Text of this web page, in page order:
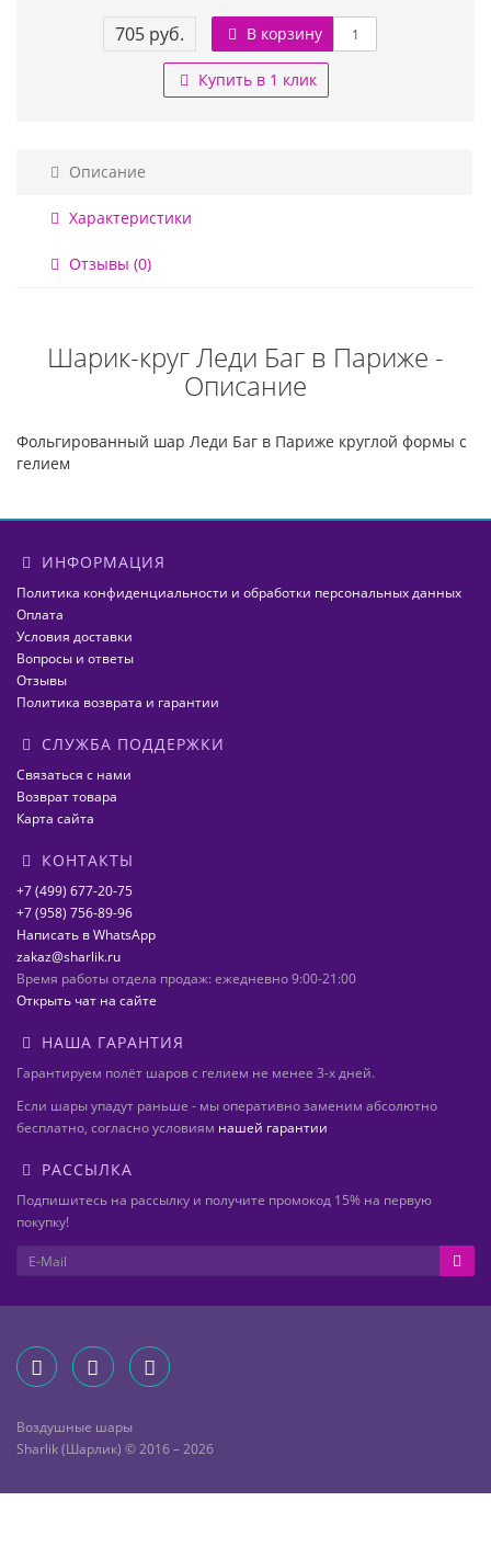
705 руб. В корзину
Купить в 1 клик
Описание
Характеристики
Отзывы (0)
Шарик-круг Леди Баг в Париже -
Описание
Фольгированный шар Леди Баг в Париже круглой формы с
гелием
ИНФОРМАЦИЯ
Политика конфиденциальности и обработки персональных данных
Оплата
Условия доставки
Вопросы и ответы
Отзывы
Политика возврата и гарантии
СЛУЖБА ПОДДЕРЖКИ
Связаться с нами
Возврат товара
Карта сайта
КОНТАКТЫ
+7 (499) 677-20-75
+7 (958) 756-89-96
Написать в WhatsApp
zakaz@sharlik.ru
Время работы отдела продаж: ежедневно 9:00-21:00
Открыть чат на сайте
НАША ГАРАНТИЯ
Гарантируем полёт шаров с гелием не менее 3-х дней.
Если шары упадут раньше - мы оперативно заменим абсолютно
бесплатно, согласно условиям нашей гарантии
РАССЫЛКА
Подпишитесь на рассылку и получите промокод 15% на первую
покупку!
Воздушные шары
Sharlik (Шарлик) © 2016 – 2026